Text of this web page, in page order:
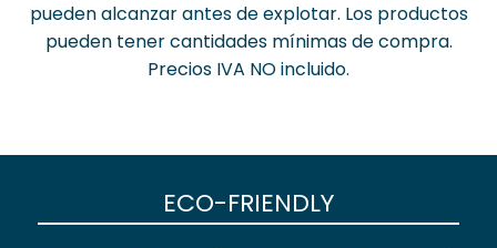
pueden alcanzar antes de explotar. Los productos
pueden tener cantidades mínimas de compra.
Precios IVA NO incluido.
ECO-FRIENDLY